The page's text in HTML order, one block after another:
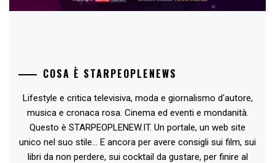
COSA È STARPEOPLENEWS
Lifestyle e critica televisiva, moda e giornalismo d'autore,
musica e cronaca rosa. Cinema ed eventi e mondanità.
Questo è STARPEOPLENEW.IT. Un portale, un web site
unico nel suo stile... E ancora per avere consigli sui film, sui
libri da non perdere, sui cocktail da gustare, per finire al